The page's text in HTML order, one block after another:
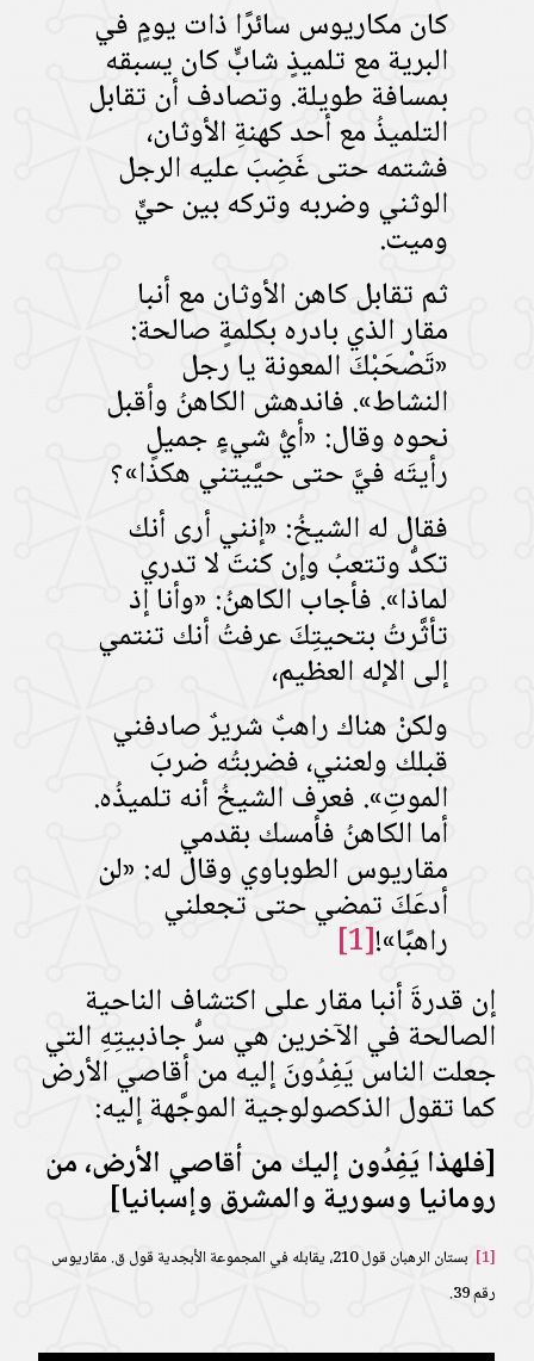
كان مكاريوس سائرًا ذات يومٍ في
البرية مع تلميذٍ شابٍّ كان يسبقه
بمسافة طويلة. وتصادف أن تقابل
التلميذُ مع أحد كهنةِ الأوثان،
فشتمه حتى غَضِبَ عليه الرجل
الوثني وضربه وتركه بين حيٍّ
وميت.
ثم تقابل كاهن الأوثان مع أنبا
مقار الذي بادره بكلمةٍ صالحة:
«تَصْحَبْكَ المعونة يا رجل
النشاط». فاندهش الكاهنُ وأقبل
نحوه وقال: «أيُّ شيءٍ جميلٍ
رأيتَه فيَّ حتى حيَّيتني هكذا»؟
فقال له الشيخُ: «إنني أرى أنك
تكدُّ وتتعبُ وإن كنتَ لا تدري
لماذا». فأجاب الكاهنُ: «وأنا إذ
تأثَّرتُ بتحيتِكَ عرفتُ أنك تنتمي
إلى الإله العظيم،
ولكنْ هناك راهبٌ شريرٌ صادفني
قبلك ولعنني، فضربتُه ضربَ
الموتِ». فعرف الشيخُ أنه تلميذُه.
أما الكاهنُ فأمسك بقدمي
مقاريوس الطوباوي وقال له: «لن
أدعَكَ تمضي حتى تجعلني
راهبًا»![1]
إن قدرةَ أنبا مقار على اكتشاف الناحية
الصالحة في الآخرين هي سرُّ جاذبيتِهِ التي
جعلت الناس يَفِدُونَ إليه من أقاصي الأرض
كما تقول الذكصولوجية الموجَّهة إليه:
[فلهذا يَفِدُون إليك من أقاصي الأرض، من
رومانيا وسورية والمشرق وإسبانيا]
[1]
بستان الرهبان قول 210، يقابله في المجموعة الأبجدية قول ق. مقاريوس
رقم 39.